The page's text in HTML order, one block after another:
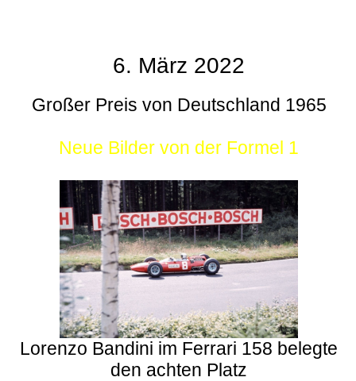
6. März 2022
Großer Preis von Deutschland 1965
Neue Bilder von der Formel 1
Lorenzo Bandini im Ferrari 158 belegte
den achten Platz